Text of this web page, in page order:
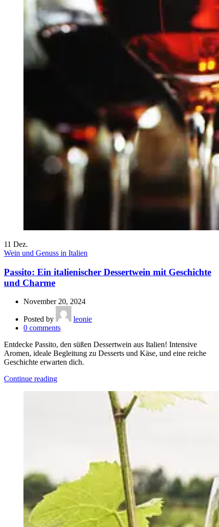
11 Dez.
Wein und Genuss in Italien
Passito: Ein italienischer Dessertwein mit Geschichte
und Charme
November 20, 2024
Posted by
leonie
0 comments
Entdecke Passito, den süßen Dessertwein aus Italien! Intensive
Aromen, ideale Begleitung zu Desserts und Käse, und eine reiche
Geschichte erwarten dich.
Continue reading